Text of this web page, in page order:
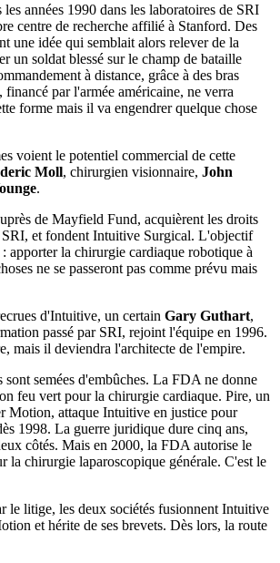
années 1990 dans les laboratoires de SRI
centre de recherche affilié à Stanford. Des
une idée qui semblait alors relever de la
un soldat blessé sur le champ de bataille
à distance, grâce à des bras
par l'armée américaine, ne verra
forme mais il va engendrer quelque chose
voient le potentiel commercial de cette
Moll, chirurgien visionnaire, John
.
de Mayfield Fund, acquièrent les droits
SRI, et fondent Intuitive Surgical. L'objectif
apporter la chirurgie cardiaque robotique à
ne se passeront pas comme prévu mais
d'Intuitive, un certain Gary Guthart,
passé par SRI, rejoint l'équipe en 1996.
mais il deviendra l'architecte de l'empire.
sont semées d'embûches. La FDA ne donne
feu vert pour la chirurgie cardiaque. Pire, un
Motion, attaque Intuitive en justice pour
1998. La guerre juridique dure cinq ans,
côtés. Mais en 2000, la FDA autorise le
la chirurgie laparoscopique générale. C'est le
le litige, les deux sociétés fusionnent Intuitive
et hérite de ses brevets. Dès lors, la route